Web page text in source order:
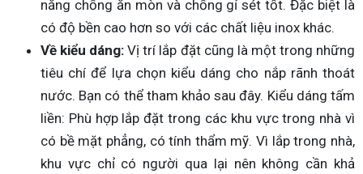
năng chống ăn mòn và chống gỉ sét tốt. Đặc biệt là
có độ bền cao hơn so với các chất liệu inox khác.
Về kiểu dáng:Vị trí lắp đặt cũng là một trong những
tiêu chí để lựa chọn kiểu dáng cho nắp rãnh thoát
nước. Bạn có thể tham khảo sau đây. Kiểu dáng tấm
liền: Phù hợp lắp đặt trong các khu vực trong nhà vì
có bề mặt phẳng, có tính thẩm mỹ. Vì lắp trong nhà,
khu vực chỉ có người qua lại nên không cần khả